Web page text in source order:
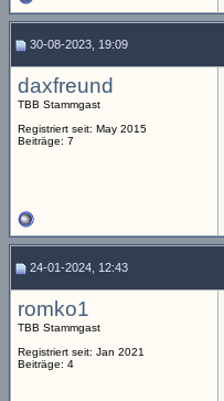
30-08-2023, 19:09
daxfreund
TBB Stammgast
Registriert seit: May 2015
Beiträge: 7
24-01-2024, 12:43
romko1
TBB Stammgast
Registriert seit: Jan 2021
Beiträge: 4